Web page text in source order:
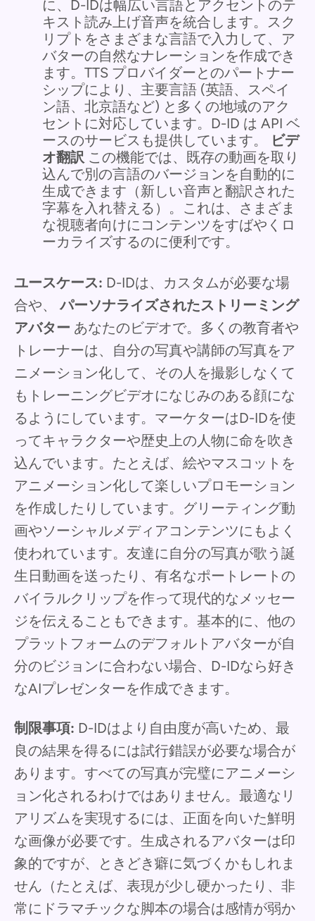
に、D-IDは幅広い言語とアクセントのテ
キスト読み上げ音声を統合します。スク
リプトをさまざまな言語で入力して、ア
バターの自然なナレーションを作成でき
ます。TTS プロバイダーとのパートナー
シップにより、主要言語 (英語、スペイ
ン語、北京語など) と多くの地域のアク
セントに対応しています。D-ID は API ベ
ースのサービスも提供しています。
ビデ
オ翻訳 この機能では、既存の動画を取り
込んで別の言語のバージョンを自動的に
生成できます（新しい音声と翻訳された
字幕を入れ替える）。これは、さまざま
な視聴者向けにコンテンツをすばやくロ
ーカライズするのに便利です。
ユースケース: D-IDは、カスタムが必要な場
合や、パーソナライズされたストリーミング
アバター あなたのビデオで。多くの教育者や
トレーナーは、自分の写真や講師の写真をア
ニメーション化して、その人を撮影しなくて
もトレーニングビデオになじみのある顔にな
るようにしています。マーケターはD-IDを使
ってキャラクターや歴史上の人物に命を吹き
込んでいます。たとえば、絵やマスコットを
アニメーション化して楽しいプロモーション
を作成したりしています。グリーティング動
画やソーシャルメディアコンテンツにもよく
使われています。友達に自分の写真が歌う誕
生日動画を送ったり、有名なポートレートの
バイラルクリップを作って現代的なメッセー
ジを伝えることもできます。基本的に、他の
プラットフォームのデフォルトアバターが自
分のビジョンに合わない場合、D-IDなら好き
なAIプレゼンターを作成できます。
制限事項: D-IDはより自由度が高いため、最
良の結果を得るには試行錯誤が必要な場合が
あります。すべての写真が完璧にアニメーシ
ョン化されるわけではありません。最適なリ
アリズムを実現するには、正面を向いた鮮明
な画像が必要です。生成されるアバターは印
象的ですが、ときどき癖に気づくかもしれま
せん（たとえば、表現が少し硬かったり、非
常にドラマチックな脚本の場合は感情が弱か